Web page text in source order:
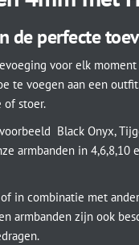
de perfecte
voor elk
te voegen aan een
of stoer.
Black Onyx,
armbanden in
in combinatie met
armbanden zijn ook